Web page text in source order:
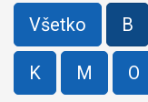
Všetko B
K M O